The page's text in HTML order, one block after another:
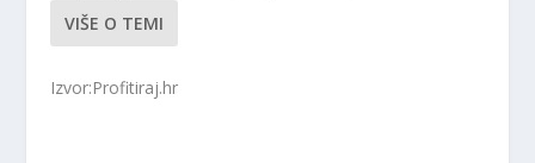
VIŠE O TEMI
Izvor:Profitiraj.hr